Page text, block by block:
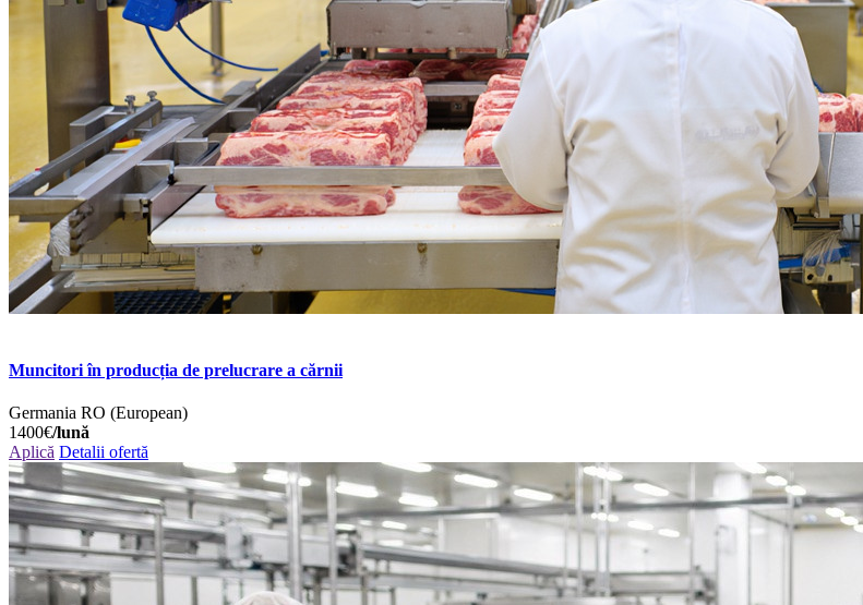
Muncitori în producția de prelucrare a cărnii
Germania RO (European)
1400€/lună
Aplică Detalii ofertă